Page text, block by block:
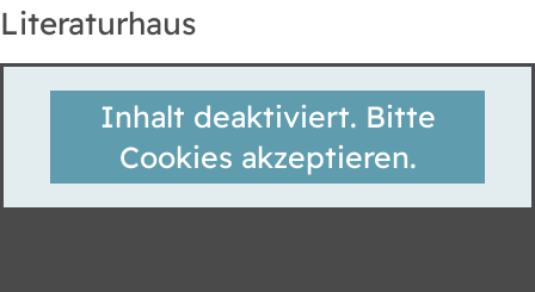
Literaturhaus
Inhalt deaktiviert. Bitte
Cookies akzeptieren.